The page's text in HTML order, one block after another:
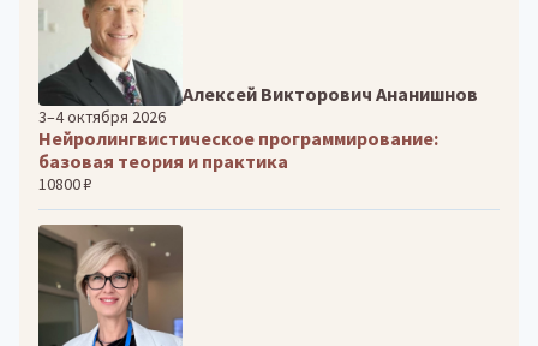
Алексей Викторович Ананишнов
3–4 октября 2026
Нейролингвистическое программирование:
базовая теория и практика
10800 ₽